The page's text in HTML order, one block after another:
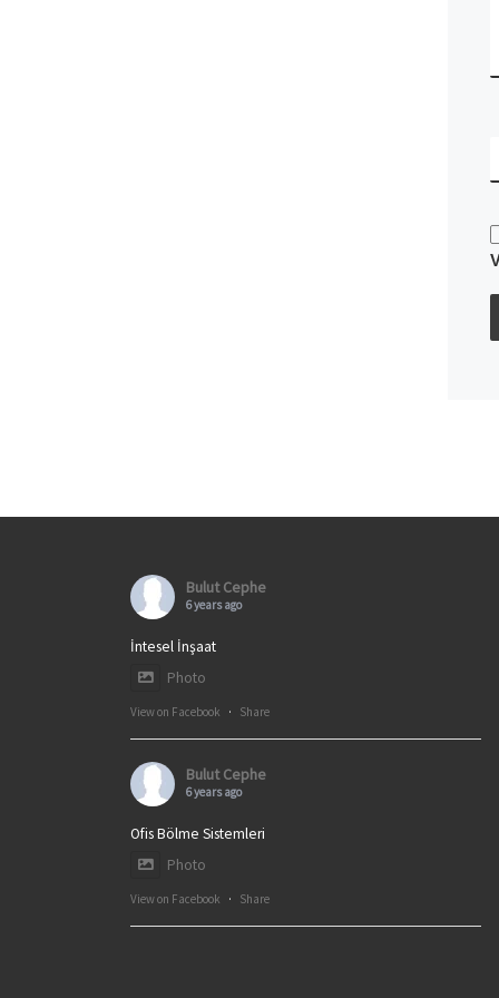
Bulut Cephe
6 years ago
İntesel İnşaat
Photo
View on Facebook · Share
Bulut Cephe
6 years ago
Ofis Bölme Sistemleri
Photo
View on Facebook · Share